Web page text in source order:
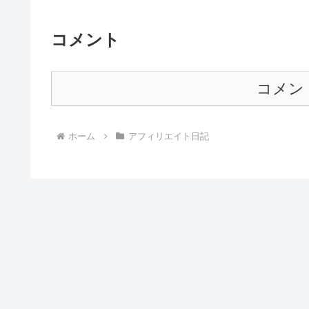
コメント
コメン
ホーム アフィリエイト日記